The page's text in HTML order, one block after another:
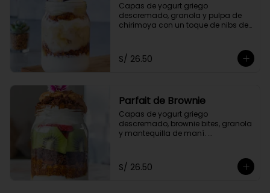
Capas de yogurt griego
descremado, granola y pulpa de
chirimoya con un toque de nibs de
S/ 26.50
Parfait de Brownie
Capas de yogurt griego
descremado, brownie bites, granola
y mantequilla de maní.
S/ 26.50